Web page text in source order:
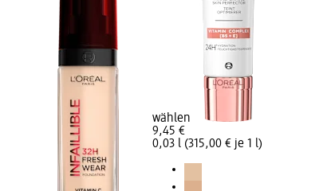
wählen
9,45 €
0,03 l (315,00 € je 1 l)